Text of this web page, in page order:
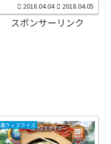
2018.04.04 2018.04.05
スポンサーリンク
黒ウィズクイズ